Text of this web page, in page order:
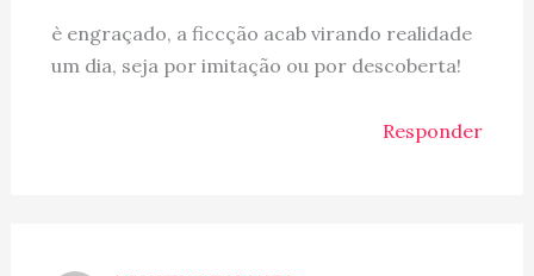
è engraçado, a ficcção acab virando realidade
um dia, seja por imitação ou por descoberta!
Responder